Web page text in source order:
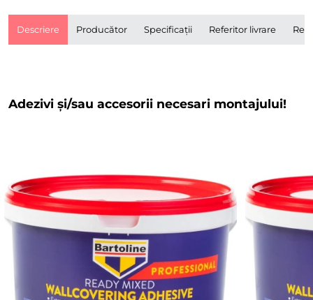
Descriere Producător Specificații Referitor livrare
Adezivi și/sau accesorii necesari montajului!